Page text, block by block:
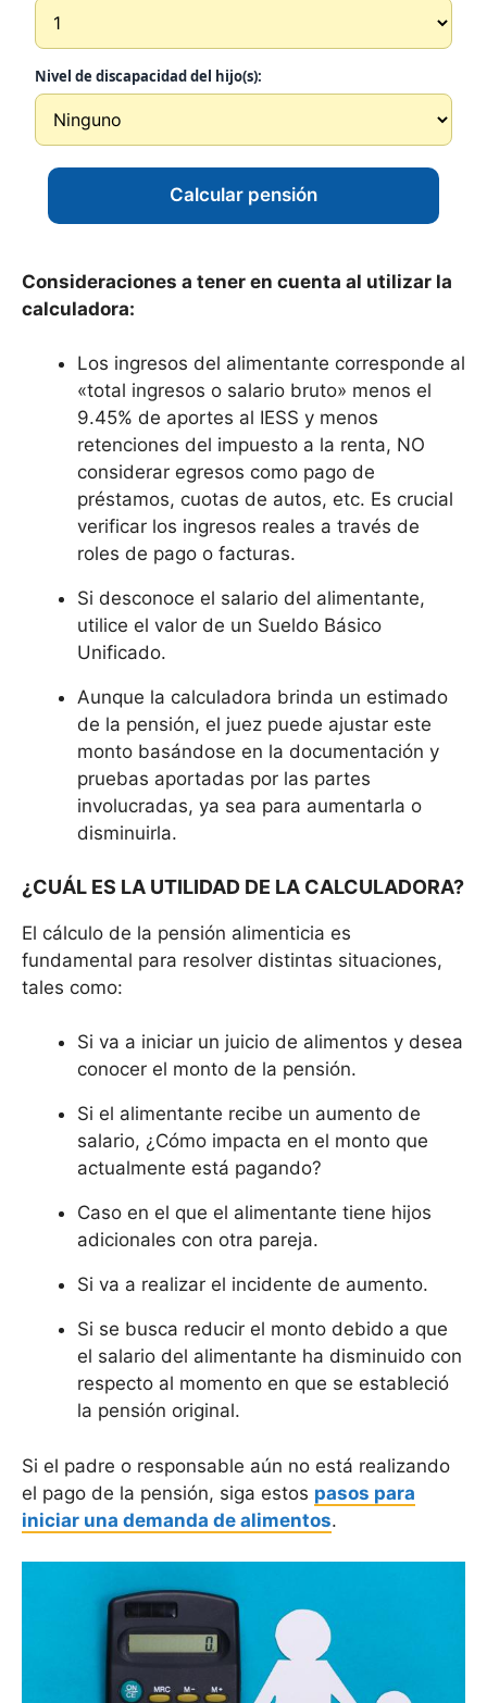
Nivel de discapacidad del hijo(s):
Calcular pensión
Consideraciones a tener en cuenta al utilizar la
calculadora:
Los ingresos del alimentante corresponde al
«total ingresos o salario bruto» menos el
9.45% de aportes al IESS y menos
retenciones del impuesto a la renta, NO
considerar egresos como pago de
préstamos, cuotas de autos, etc. Es crucial
verificar los ingresos reales a través de
roles de pago o facturas.
Si desconoce el salario del alimentante,
utilice el valor de un Sueldo Básico
Unificado.
Aunque la calculadora brinda un estimado
de la pensión, el juez puede ajustar este
monto basándose en la documentación y
pruebas aportadas por las partes
involucradas, ya sea para aumentarla o
disminuirla.
¿CUÁL ES LA UTILIDAD DE LA CALCULADORA?
El cálculo de la pensión alimenticia es
fundamental para resolver distintas situaciones,
tales como:
Si va a iniciar un juicio de alimentos y desea
conocer el monto de la pensión.
Si el alimentante recibe un aumento de
salario, ¿Cómo impacta en el monto que
actualmente está pagando?
Caso en el que el alimentante tiene hijos
adicionales con otra pareja.
Si va a realizar el incidente de aumento.
Si se busca reducir el monto debido a que
el salario del alimentante ha disminuido con
respecto al momento en que se estableció
la pensión original.
Si el padre o responsable aún no está realizando
el pago de la pensión, siga estos pasos para
iniciar una demanda de alimentos.